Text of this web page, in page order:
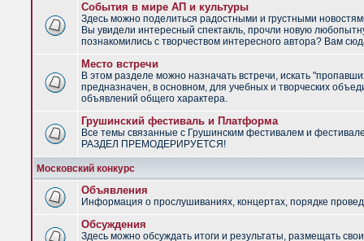
События в мире АП и культуры
Здесь можно поделиться радостными и грустными
Вы увидели интересный спектакль, прочли новую
познакомились с творчеством интересного автора? Вам
Место встречи
В этом разделе можно назначать встречи, искать
предназначен, в основном, для учебных и творческих
объявлений общего характера.
Грушинский фестиваль и Платформа
Все темы связанные с Грушинским фестивалем и
РАЗДЕЛ ПРЕМОДЕРИРУЕТСЯ!
Московский конкурс
Объявления
Информация о прослушиваниях, концертах, порядке
Обсуждения
Здесь можно обсуждать итоги и результаты, размещать